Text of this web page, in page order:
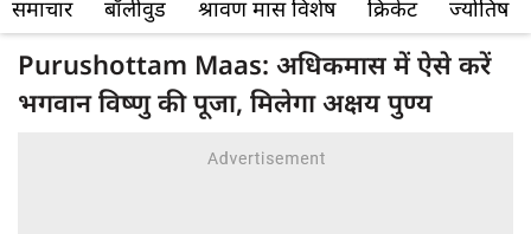
समाचार बॉलीवुड श्रावण मास विशेष क्रिकेट ज्योतिष
Purushottam Maas: अधिकमास में ऐसे करें
भगवान विष्णु की पूजा, मिलेगा अक्षय पुण्य